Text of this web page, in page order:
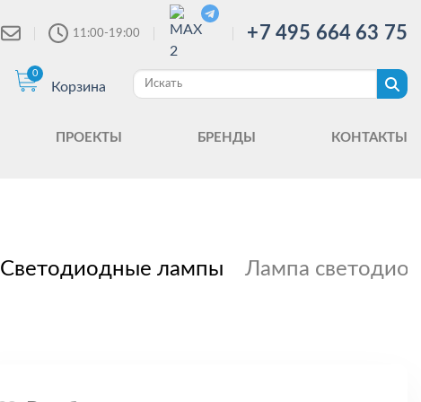
11:00-19:00 +7 495 664 63 75
0
Корзина
ПРОЕКТЫ БРЕНДЫ КОНТАКТЫ
Светодиодные лампы Лампа